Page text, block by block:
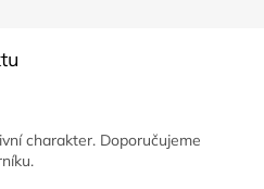
charakter. Doporučujeme